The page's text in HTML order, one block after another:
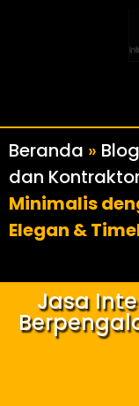
Beranda »
dan
Minimalis
Elegan &
Jasa